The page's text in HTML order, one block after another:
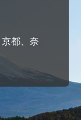
都、奈